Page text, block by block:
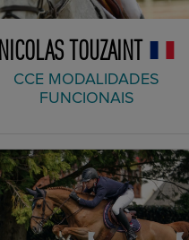
NICOLAS TOUZAINT
CCE MODALIDADES
FUNCIONAIS